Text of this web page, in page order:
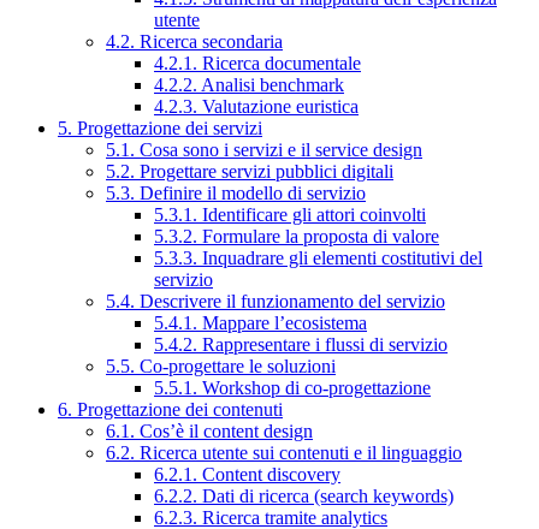
utente
4.2. Ricerca secondaria
4.2.1. Ricerca documentale
4.2.2. Analisi benchmark
4.2.3. Valutazione euristica
5. Progettazione dei servizi
5.1. Cosa sono i servizi e il service design
5.2. Progettare servizi pubblici digitali
5.3. Definire il modello di servizio
5.3.1. Identificare gli attori coinvolti
5.3.2. Formulare la proposta di valore
5.3.3. Inquadrare gli elementi costitutivi del
servizio
5.4. Descrivere il funzionamento del servizio
5.4.1. Mappare l’ecosistema
5.4.2. Rappresentare i flussi di servizio
5.5. Co-progettare le soluzioni
5.5.1. Workshop di co-progettazione
6. Progettazione dei contenuti
6.1. Cos’è il content design
6.2. Ricerca utente sui contenuti e il linguaggio
6.2.1. Content discovery
6.2.2. Dati di ricerca (search keywords)
6.2.3. Ricerca tramite analytics